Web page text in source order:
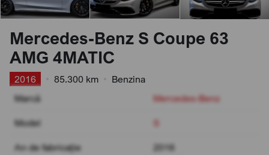
Mercedes-Benz S Coupe 63
AMG 4MATIC
2016 85.300 km
Benzina
Marcă
Mercedes-Benz
Model S
An de fabricație 2016